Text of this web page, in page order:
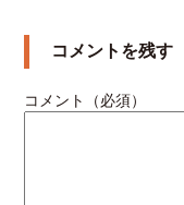
コメントを残す
コメント（必須）